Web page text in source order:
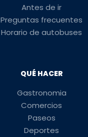
Antes de ir
Preguntas frecuentes
Horario de autobuses
QUÉ HACER
Gastronomia
Comercios
Paseos
Deportes